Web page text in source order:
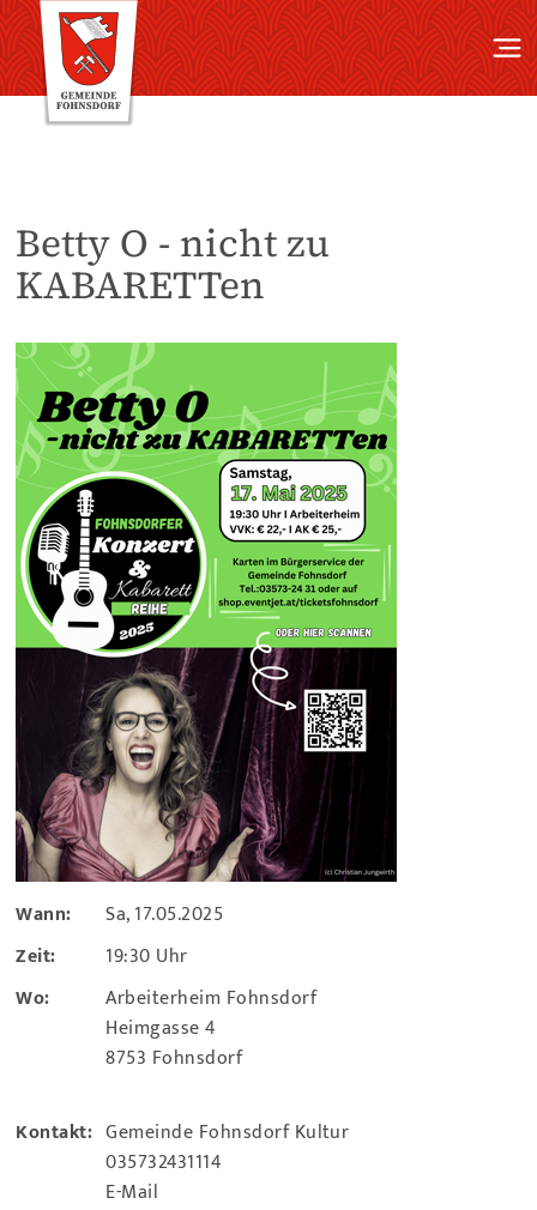
Betty O - nicht zu
KABARETTen
Wann:
Sa, 17.05.2025
Zeit:
19:30 Uhr
Wo:
Arbeiterheim Fohnsdorf
Heimgasse 4
8753 Fohnsdorf
Kontakt: Gemeinde Fohnsdorf Kultur
035732431114
E-Mail